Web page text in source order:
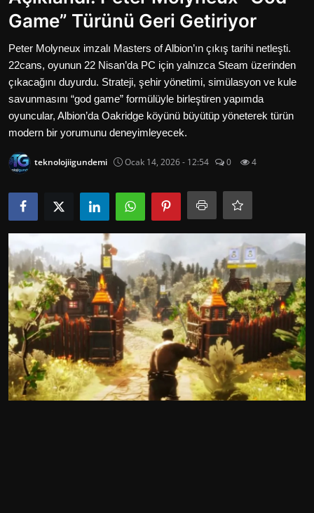
Oyun
İletisim
Aktüeller
E-Ticaret
Game” Türünü Geri Getiriyor
Peter Molyneux imzalı Masters of Albion’ın çıkış tarihi netleşti.
22cans, oyunun 22 Nisan’da PC için yalnızca Steam üzerinden
çıkacağını duyurdu. Strateji, şehir yönetimi, simülasyon ve kule
savunmasını “god game” formülüyle birleştiren yapımda
oyuncular, Albion’da Oakridge köyünü büyütüp yöneterek türün
modern bir yorumunu deneyimleyecek.
teknolojiigundemi Ocak 14, 2026 - 12:54 0 4